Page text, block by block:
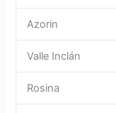
Azorin
Valle Inclán
Rosina